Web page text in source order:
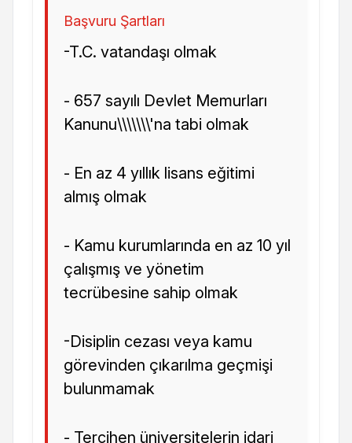
Başvuru Şartları
-T.C. vatandaşı olmak
- 657 sayılı Devlet Memurları
Kanunu\\\\\\\'na tabi olmak
- En az 4 yıllık lisans eğitimi
almış olmak
- Kamu kurumlarında en az 10 yıl
çalışmış ve yönetim
tecrübesine sahip olmak
-Disiplin cezası veya kamu
görevinden çıkarılma geçmişi
bulunmamak
- Tercihen üniversitelerin idari